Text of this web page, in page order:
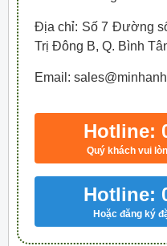
Địa chỉ: Số 7 Đường
Trị Đông B, Q. Bình
Email:
Hotline:
Quý khách vui
Hotline:
Hoặc đăng ký